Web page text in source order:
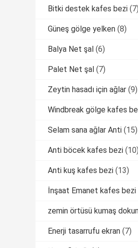
Bitki destek kafes bezi (7)
Güneş gölge yelken (8)
Balya Net şal (6)
Palet Net şal (7)
Zeytin hasadı için ağlar (9)
Windbreak gölge kafes
Selam sana ağlar Anti (15)
Anti böcek kafes bezi (10)
Anti kuş kafes bezi (13)
İnşaat Emanet kafes bezi
zemin örtüsü kumaş
Enerji tasarrufu ekran (7)